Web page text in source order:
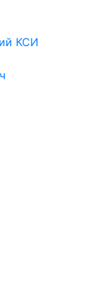
КСИ